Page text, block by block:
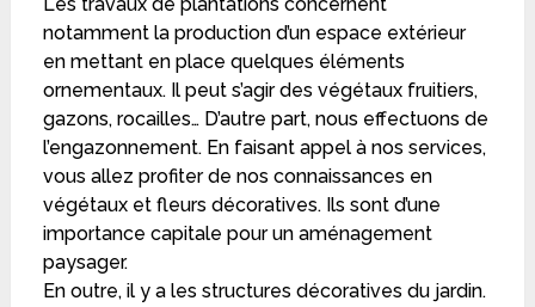
notamment la production d’un espace extérieur
en mettant en place quelques éléments
ornementaux. Il peut s’agir des végétaux fruitiers,
gazons, rocailles… D’autre part, nous effectuons de
l’engazonnement. En faisant appel à nos services,
vous allez profiter de nos connaissances en
végétaux et fleurs décoratives. Ils sont d’une
importance capitale pour un aménagement
paysager.
En outre, il y a les structures décoratives du jardin.